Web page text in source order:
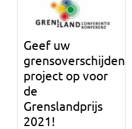
Geef uw
grensoverschijdende
project op voor
de
Grenslandprijs
2021!